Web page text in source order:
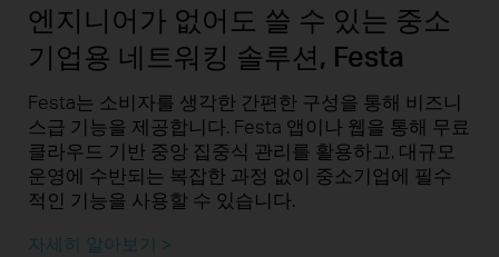
엔지니어가 없어도 쓸 수 있는 중소
기업용 네트워킹 솔루션, Festa
Festa는 소비자를 생각한 간편한 구성을 통해 비즈니
스급 기능을 제공합니다. Festa 앱이나 웹을 통해 무료
클라우드 기반 중앙 집중식 관리를 활용하고, 대규모
운영에 수반되는 복잡한 과정 없이 중소기업에 필수
적인 기능을 사용할 수 있습니다.
자세히 알아보기 >